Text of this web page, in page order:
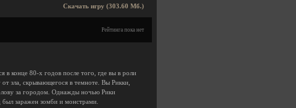
Скачать игру (303.60 Мб.)
Рейтинга пока нет
в конце 80-х годов после того, где вы в роли
от зла, скрывающегося в темноте. Вы Рикки,
за городом. Однажды ночью Рики
был заражен зомби и монстрами.